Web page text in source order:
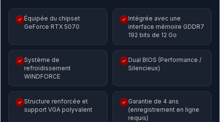
✓ Équipée du chipset
GeForce RTX 5070
✓ Intégrée avec une
interface mémoire GDDR7
192 bits de 12 Go
✓ Système de
refroidissement
WINDFORCE
✓ Dual BIOS (Performance /
Silencieux)
✓ Structure renforcée et
support VGA polyvalent
✓ Garantie de 4 ans
(enregistrement en ligne
requis)